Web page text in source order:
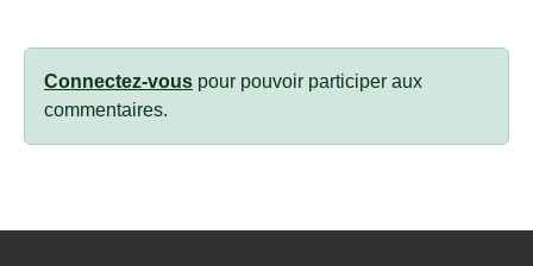
Connectez-vous pour pouvoir participer aux
commentaires.